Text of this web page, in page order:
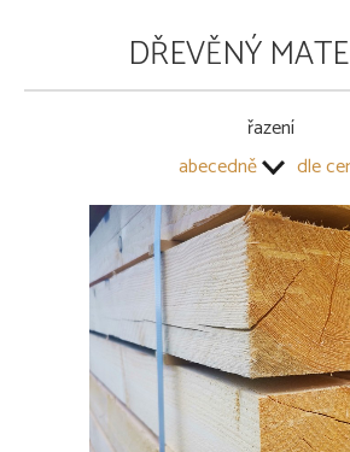
Fošny a prkna
KVH-hranoly
Terasové prvky
BARVY, LAKY A LEPIDLA
SPOJOVACÍ MATERIÁL
POLYKARBONÁTY
DŘEVĚNÝ
řazení
abecedně
dle